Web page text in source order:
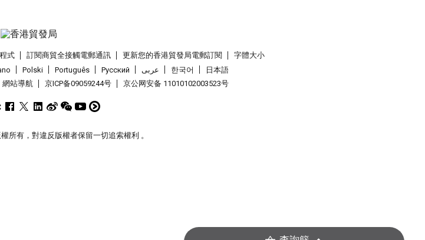
式 訂閱商貿全接觸電郵通訊 更新您的香港貿發局電郵訂閱
字體大小
Polski Português Pусский عربى 한국어
日本語
網站導航 京ICP备09059244号 京公网安备 11010102003523号
所有，對違反版權者保留一切追索權利 。